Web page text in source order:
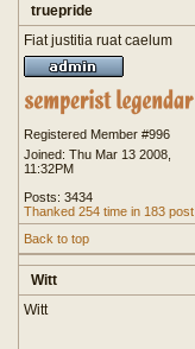
truepride
Fiat justitia ruat caelum
Registered Member #996
Joined: Thu Mar 13 2008,
11:32PM
Posts: 3434
Thanked 254 time in 183 post
Back to top
Witt
Witt